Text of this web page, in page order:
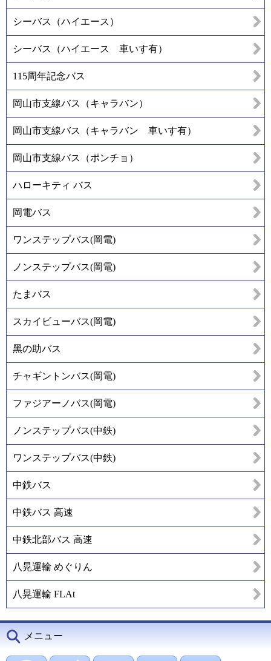
シーバス（ハイエース）
シーバス（ハイエース 車いす有）
115周年記念バス
岡山市支線バス（キャラバン）
岡山市支線バス（キャラバン 車いす有）
岡山市支線バス（ポンチョ）
ハローキティ バス
岡電バス
ワンステップバス(岡電)
ノンステップバス(岡電)
たまバス
スカイビューバス(岡電)
黑の助バス
チャギントンバス(岡電)
ファジアーノバス(岡電)
ノンステップバス(中鉄)
ワンステップバス(中鉄)
中鉄バス
中鉄バス 高速
中鉄北部バス 高速
八晃運輸 めぐりん
八晃運輸 FLAt
メニュー